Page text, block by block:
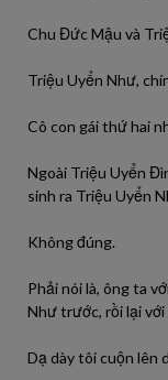
Chu Đức Mậu và
Triệu Uyển Như,
Cô con gái thứ hai
Ngoài Triệu Uyển
sinh ra Triệu Uyển
Không đúng.
Phải nói là, ông ta
Như trước, rồi lại
Dạ dày tôi cuộn lên